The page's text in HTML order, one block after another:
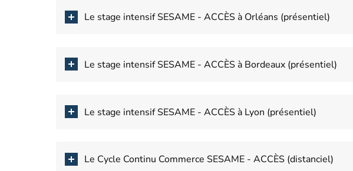
Le stage intensif SESAME - ACCÈS à Orléans (présentiel)
Le stage intensif SESAME - ACCÈS à Bordeaux (présentiel)
Le stage intensif SESAME - ACCÈS à Lyon (présentiel)
Le Cycle Continu Commerce SESAME - ACCÈS (distanciel)